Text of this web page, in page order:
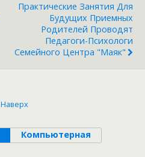
Практические Занятия Для
Будущих Приемных
Родителей Проводят
Педагоги-Психологи
Семейного Центра "Маяк"
Наверх
Компьютерная